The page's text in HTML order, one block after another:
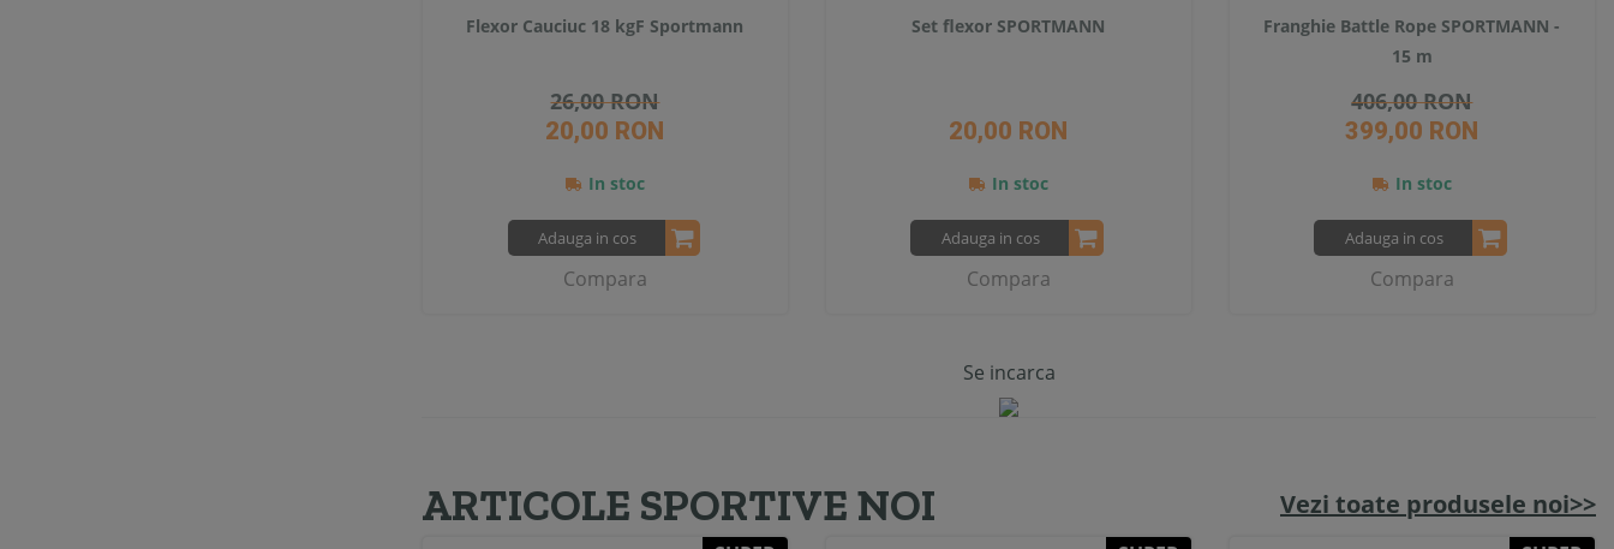
Flexor Cauciuc 18 kgF Sportmann
26,00 RON
20,00 RON
In stoc
Adauga in cos
Compara
Set flexor SPORTMANN
20,00 RON
In stoc
Adauga in cos
Compara
Franghie Battle Rope SPORTMANN -
15 m
406,00 RON
399,00 RON
In stoc
Adauga in cos
Compara
Se incarca
ARTICOLE SPORTIVE NOI Vezi toate produsele noi>>